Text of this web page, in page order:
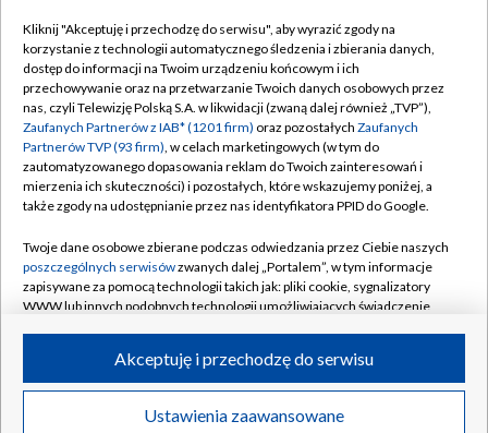
TVP
Abonament TVP
Emisja w TVP
Centrum informacji TVP
Naziemna Telewizja Cyfrowa
Rada Programowa
System NOS
Informacje o nadawcy
Program dla prasy
Regulamin TVP
Polityka prywatności
Moje zgody
Pomoc
Kontakt
Kanały
©2026 Telewizja Polska S.A. w likwidacji
Kliknij "Akceptuję i przechodzę do serwisu", aby wyrazić zgody na
korzystanie z technologii automatycznego śledzenia i zbierania danych,
dostęp do informacji na Twoim urządzeniu końcowym i ich
przechowywanie oraz na przetwarzanie Twoich danych osobowych przez
nas, czyli Telewizję Polską S.A. w likwidacji (zwaną dalej również „TVP”),
Zaufanych Partnerów z IAB* (1201 firm) oraz pozostałych Zaufanych
Partnerów TVP (93 firm), w celach marketingowych (w tym do
zautomatyzowanego dopasowania reklam do Twoich zainteresowań i
mierzenia ich skuteczności) i pozostałych, które wskazujemy poniżej, a
także zgody na udostępnianie przez nas identyfikatora PPID do Google.
Twoje dane osobowe zbierane podczas odwiedzania przez Ciebie naszych
poszczególnych serwisówzwanych dalej „Portalem”, w tym informacje
zapisywane za pomocą technologii takich jak: pliki cookie, sygnalizatory
WWW lub innych podobnych technologii umożliwiających świadczenie
ruchu w Internecie.
Twoje dane osobowe zbierane podczas odwiedzania przez Ciebie
poszczególnych serwisówna Portalu, takie jak adresy IP, identyfikatory
Ustawienia zaawansowane
Akceptuję i przechodzę do serwisu